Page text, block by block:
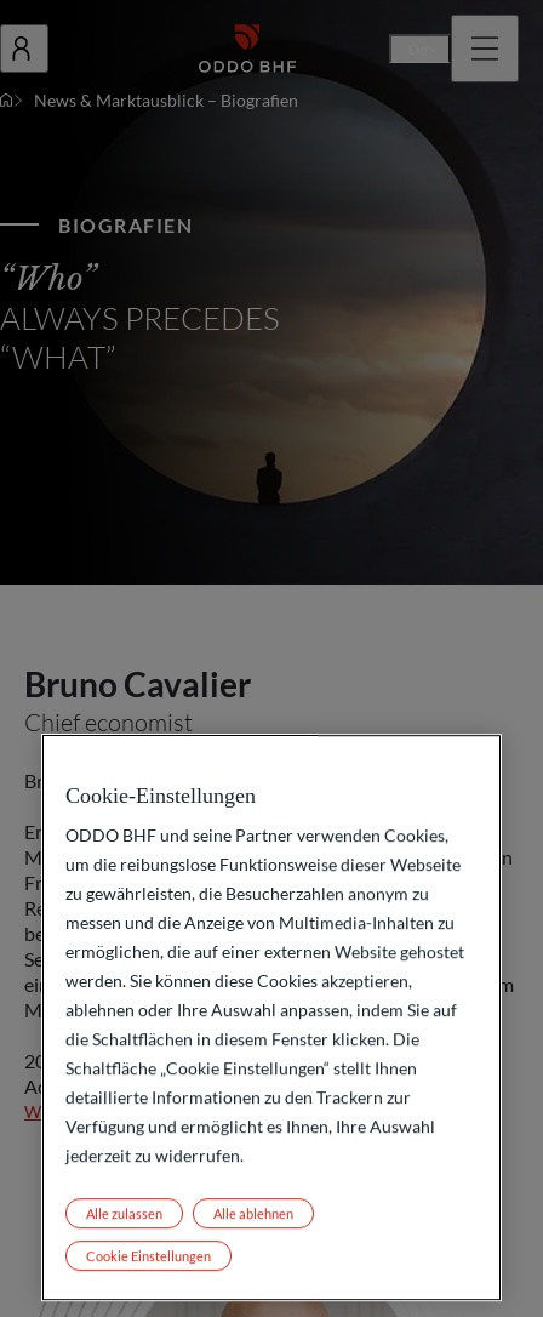
News & Marktausblick – Biografien
BIOGRAFIEN
“Who”
ALWAYS PRECEDES
“WHAT”
Bruno Cavalier
Chief economist
Bruno Cavalier ist seit 2007 bei ODDO BHF.
Er kann mehr als 25 Jahre Erfahrung als Volkswirt und
Marktökonom in der Privatwirtschaft vorweisen und hat in
Frankreich für mehrere Denkfabriken und Banken (COE-
Rexecode, Crédit Lyonnais, Crédit Agricole) gearbeitet,
bevor er zu ODDO BHF kam.
Sein Studium an der Universität von Paris 2 schloss er mit
einem Doktortitel in Wirtschaftswissenschaften und einem
Master im Bank- und Finanzwesen ab.
2022 wurde er mit dem „Consensus Economics Forecast
Accuracy Award“ für Frankreich ausgezeichnet.
Weiterlesen
Cookie-Einstellungen
ODDO BHF und seine Partner verwenden Cookies,
um die reibungslose Funktionsweise dieser Webseite
zu gewährleisten, die Besucherzahlen anonym zu
messen und die Anzeige von Multimedia-Inhalten zu
ermöglichen, die auf einer externen Website gehostet
werden. Sie können diese Cookies akzeptieren,
ablehnen oder Ihre Auswahl anpassen, indem Sie auf
die Schaltflächen in diesem Fenster klicken. Die
Schaltfläche „Cookie Einstellungen“ stellt Ihnen
detaillierte Informationen zu den Trackern zur
Verfügung und ermöglicht es Ihnen, Ihre Auswahl
jederzeit zu widerrufen.
Alle ablehnen
Alle zulassen
Cookie Einstellungen